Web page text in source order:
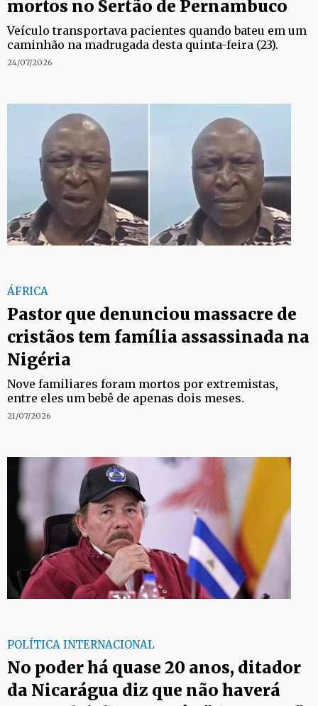
mortos no Sertão de Pernambuco
Veículo transportava pacientes quando bateu em um
caminhão na madrugada desta quinta-feira (23).
24/07/2026
ÁFRICA
Pastor que denunciou massacre de
cristãos tem família assassinada na
Nigéria
Nove familiares foram mortos por extremistas,
entre eles um bebê de apenas dois meses.
21/07/2026
POLÍTICA INTERNACIONAL
No poder há quase 20 anos, ditador
da Nicarágua diz que não haverá